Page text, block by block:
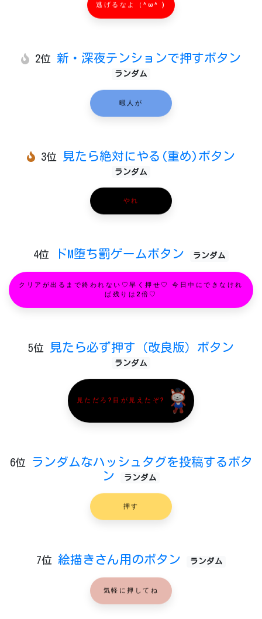
逃げるなよ（^ω^ )
2位 新・深夜テンションで押すボタン
ランダム
暇人が
3位 見たら絶対にやる(重め)ボタン
ランダム
やれ
4位 ドM堕ち罰ゲームボタン ランダム
クリアが出るまで終われない♡早く押せ♡ 今日中にできなけれ
ば残りは2倍♡
5位 見たら必ず押す（改良版）ボタン
ランダム
見ただろ?目が見えたぞ?
6位
ランダムなハッシュタグを投稿するボタ
ン
ランダム
押す
7位 絵描きさん用のボタン ランダム
気軽に押してね